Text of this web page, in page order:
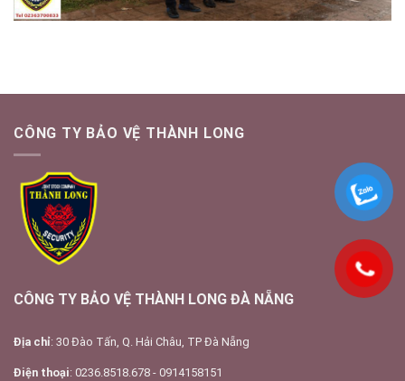
CÔNG TY BẢO VỆ THÀNH LONG
CÔNG TY BẢO VỆ THÀNH LONG ĐÀ NẴNG
Địa chỉ: 30 Đào Tấn, Q. Hải Châu, TP Đà Nẵng
Điện thoại: 0236.8518.678 - 0914158151